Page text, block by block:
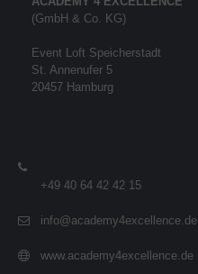
(GmbH & Co. KG)
Event Loft Speicherstadt
St. Annenufer 5
20457 Hamburg
+49 40 64 42 42 15
info@academy4excellence.de
www.academy4excellence.de